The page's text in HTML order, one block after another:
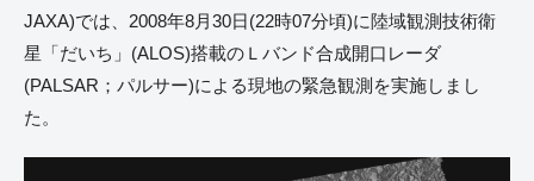
JAXA)では、2008年8月30日(22時07分頃)に陸域観測技術衛
星「だいち」(ALOS)搭載のＬバンド合成開口レーダ
(PALSAR；パルサー)による現地の緊急観測を実施しまし
た。